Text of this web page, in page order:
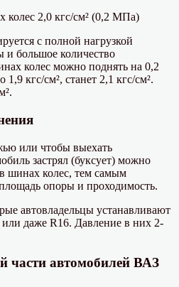
колес 2,0 кгс/см² (0,2 МПа)
с полной нагрузкой
и большое количество
колес можно поднять на 0,2
кгс/см², станет 2,1 кгс/см².
или чтобы выехать
застрял (буксует) можно
шинах колес, тем самым
опоры и проходимость.
автовладельцы устанавливают
даже R16. Давление в них 2-
части автомобилей ВАЗ